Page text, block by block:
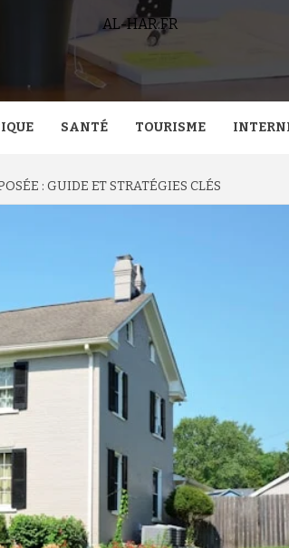
AL-HAR.FR
SANTÉ TOURISME
: GUIDE ET STRATÉGIES CLÉS